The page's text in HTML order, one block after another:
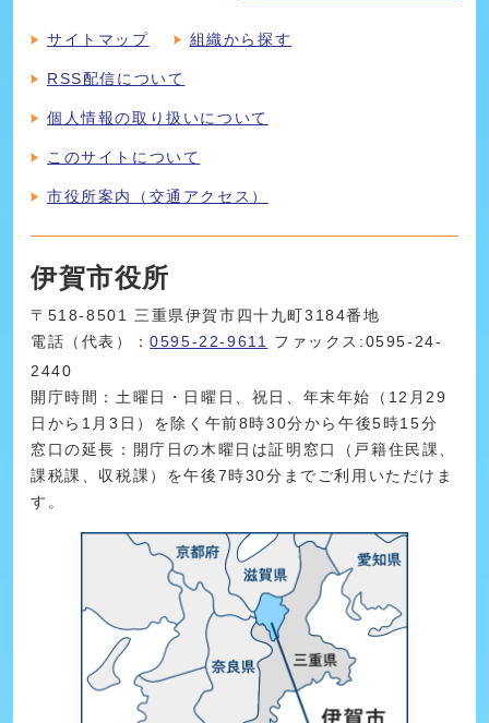
サイトマップ 組織から探す
RSS配信について
個人情報の取り扱いについて
このサイトについて
市役所案内（交通アクセス）
伊賀市役所
〒518-8501 三重県伊賀市四十九町3184番地
電話（代表）：0595-22-9611
ファックス:0595-24-
2440
開庁時間：土曜日・日曜日、祝日、年末年始（12月29
日から1月3日）を除く午前8時30分から午後5時15分
窓口の延長：開庁日の木曜日は証明窓口（戸籍住民課、
課税課、収税課）を午後7時30分までご利用いただけま
す。